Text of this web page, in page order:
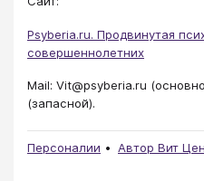
Psyberia.ru. Продвинутая
совершеннолетних
Mail: Vit@psyberia.ru
(запасной).
Персоналии Автор Вит